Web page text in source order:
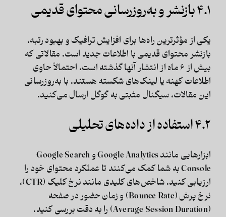
۴.۱ بازنشر و به‌روزرسانی محتوای قدیمی
یکی از مؤثرترین راه‌ها برای افزایش ترافیک و بهبود رتبه،
بازنشر محتوای قدیمی با اطلاعات جدید است. مقالاتی که
بیش از ۶ ماه از انتشار آنها گذشته است، احتمالاً حاوی
اطلاعات کهنه یا لینک‌های شکسته هستند. با به‌روزرسانی
این مقالات، سیگنال مثبتی به گوگل ارسال می‌کنید.
۴.۲ استفاده از داده‌های تحلیلی
ابزارهایی مانند Google Analytics و Google Search
Console به شما کمک می‌کنند تا عملکرد محتوای خود را
ارزیابی کنید. شاخص‌های کلیدی مانند نرخ کلیک (CTR)،
نرخ پرش (Bounce Rate) و زمان حضور در صفحه
(Average Session Duration) را به دقت بررسی کنید.